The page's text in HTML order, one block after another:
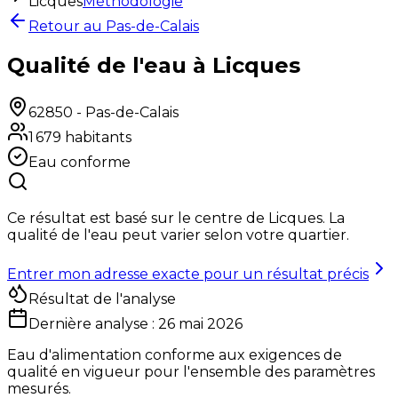
Retour au Pas-de-Calais
Qualité de l'eau à Licques
62850 - Pas-de-Calais
1 679 habitants
Eau conforme
Ce résultat est basé sur le centre de Licques. La
qualité de l'eau peut varier selon votre quartier.
Entrer mon adresse exacte pour un résultat précis
Résultat de l'analyse
Dernière analyse : 26 mai 2026
Eau d'alimentation conforme aux exigences de
qualité en vigueur pour l'ensemble des paramètres
mesurés.